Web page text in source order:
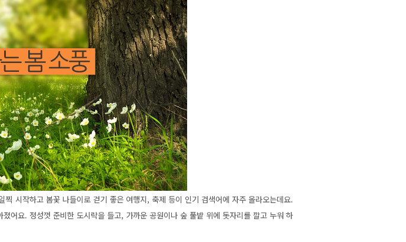
시작하고 봄꽃 나들이로 걷기 좋은 여행지, 축제 등이 인기 검색어에 자주 올라오는데요.
어요. 정성껏 준비한 도시락을 들고, 가까운 공원이나 숲 풀밭 위에 돗자리를 깔고 누워 하